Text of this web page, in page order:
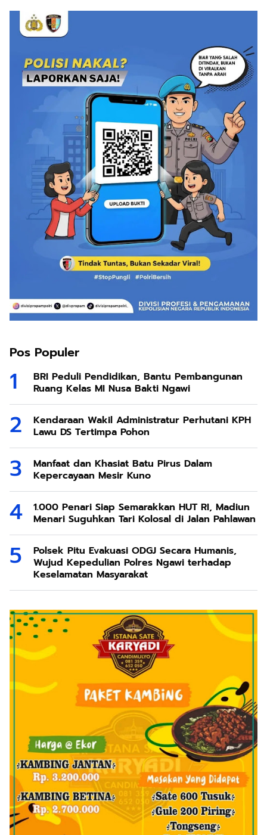
Pos Populer
BRI Peduli Pendidikan, Bantu Pembangunan
Ruang Kelas MI Nusa Bakti Ngawi
Kendaraan Wakil Administratur Perhutani KPH
Lawu DS Tertimpa Pohon
Manfaat dan Khasiat Batu Pirus Dalam
Kepercayaan Mesir Kuno
1.000 Penari Siap Semarakkan HUT RI, Madiun
Menari Suguhkan Tari Kolosal di Jalan Pahlawan
Polsek Pitu Evakuasi ODGJ Secara Humanis,
Wujud Kepedulian Polres Ngawi terhadap
Keselamatan Masyarakat